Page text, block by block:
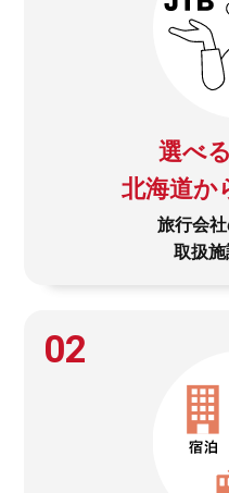
選べ
北海道か
旅行会
取扱施
02